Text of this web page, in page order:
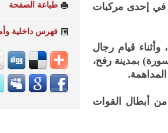
إحدى مركبات
اليوم الخميس، وأثناء قيام رجال
بمدينة رفح،
أبطال القوات
طباعة الصفحة
فهرس داخلية وأمن